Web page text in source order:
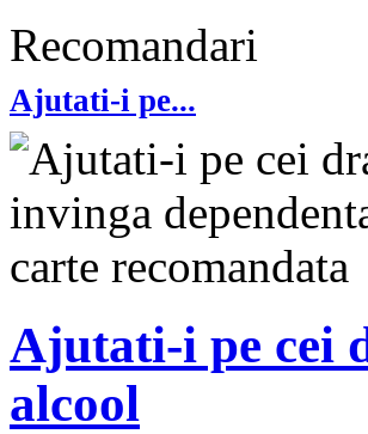
Recomandari
Ajutati-i pe...
Ajutati-i pe cei
alcool